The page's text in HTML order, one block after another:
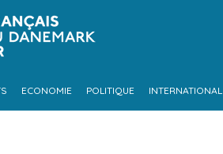
ECONOMIE POLITIQUE INTERNATIONAL